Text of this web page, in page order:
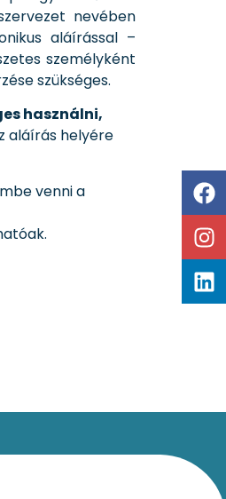
nevében
aláírással –
személyként
szükséges.
használni,
aláírás helyére
venni a